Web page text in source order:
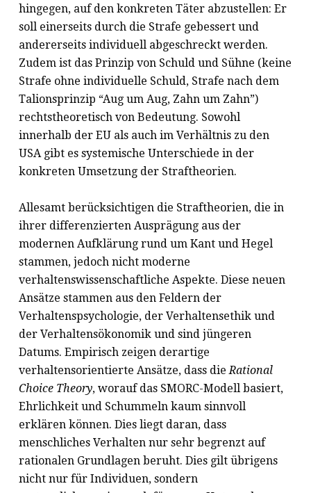
hingegen, auf den konkreten Täter abzustellen: Er
soll einerseits durch die Strafe gebessert und
andererseits individuell abgeschreckt werden.
Zudem ist das Prinzip von Schuld und Sühne (keine
Strafe ohne individuelle Schuld, Strafe nach dem
Talionsprinzip “Aug um Aug, Zahn um Zahn”)
rechtstheoretisch von Bedeutung. Sowohl
innerhalb der EU als auch im Verhältnis zu den
USA gibt es systemische Unterschiede in der
konkreten Umsetzung der Straftheorien.
Allesamt berücksichtigen die Straftheorien, die in
ihrer differenzierten Ausprägung aus der
modernen Aufklärung rund um Kant und Hegel
stammen, jedoch nicht moderne
verhaltenswissenschaftliche Aspekte. Diese neuen
Ansätze stammen aus den Feldern der
Verhaltenspsychologie, der Verhaltensethik und
der Verhaltensökonomik und sind jüngeren
Datums. Empirisch zeigen derartige
verhaltensorientierte Ansätze, dass dieRational
Choice Theory, worauf das SMORC-Modell basiert,
Ehrlichkeit und Schummeln kaum sinnvoll
erklären können. Dies liegt daran, dass
menschliches Verhalten nur sehr begrenzt auf
rationalen Grundlagen beruht. Dies gilt übrigens
nicht nur für Individuen, sondern